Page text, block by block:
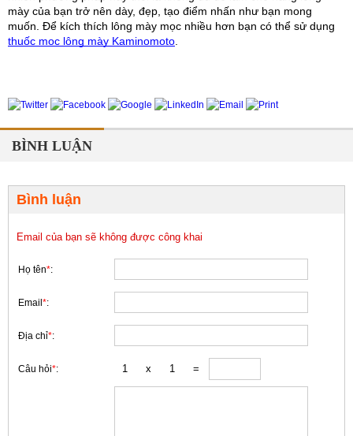
mày của bạn trở nên dày, đẹp, tạo điểm nhấn như bạn mong
thuốc mọc lông mày Kaminomoto.
BÌNH LUẬN
Bình luận
Email của bạn sẽ không được công khai
Họ tên*:
Email*:
Địa chỉ*:
Câu hỏi*: